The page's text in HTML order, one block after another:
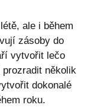
ale i během
zásoby do
vytvořit lečo
několik
dokonalé
roku.